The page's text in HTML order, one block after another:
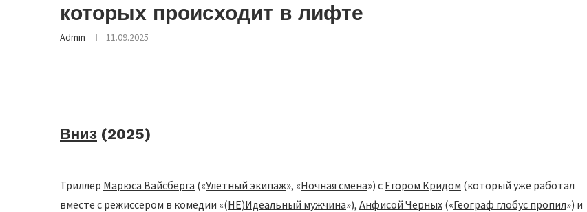
которых происходит в лифте
Admin 11.09.2025
Вниз (2025)
Триллер Марюса Вайсберга («Улетный экипаж», «Ночная смена») с Егором Кридом (который уже работал
вместе с режиссером в комедии «(НЕ)Идеальный мужчина»), Анфисой Черных («Географ глобус пропил») и